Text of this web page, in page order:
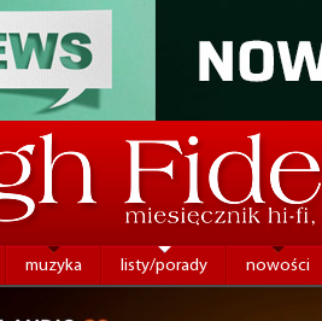
muzyka listy/porady nowości